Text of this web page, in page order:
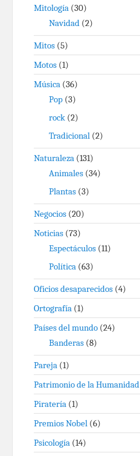
Mitología (30)
Navidad (2)
Mitos (5)
Motos (1)
Música (36)
Pop (3)
rock (2)
Tradicional (2)
Naturaleza (131)
Animales (34)
Plantas (3)
Negocios (20)
Noticias (73)
Espectáculos (11)
Política (63)
Oficios desaparecidos (4)
Ortografía (1)
Países del mundo (24)
Banderas (8)
Pareja (1)
Patrimonio de la Humanidad
Piratería (1)
Premios Nobel (6)
Psicología (14)